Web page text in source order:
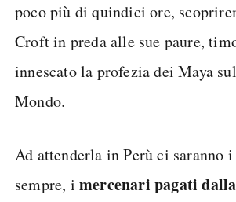
poco più di quindici ore,
Croft in preda alle sue paure,
innescato la profezia dei Maya
Mondo.
Ad attenderla in Perù ci saranno
sempre, i mercenari pagati